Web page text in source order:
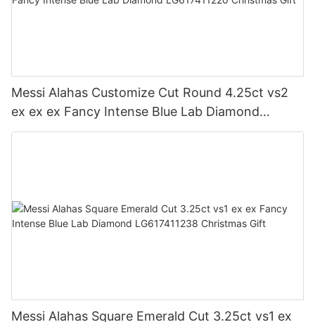
Messi Alahas Customize Cut Round 4.25ct vs2
ex ex ex Fancy Intense Blue Lab Diamond
LG617411220 Christmas Gift
Messi Alahas Square Emerald Cut 3.25ct vs1 ex